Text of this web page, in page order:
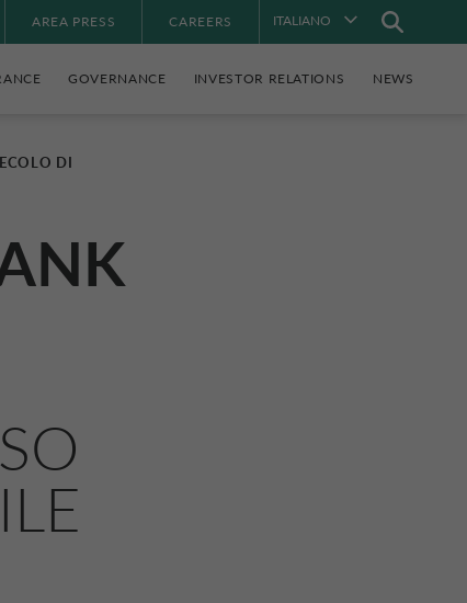
AREA PRESS CAREERS ITALIANO
GOVERNANCE INVESTOR RELATIONS NEWS
DI